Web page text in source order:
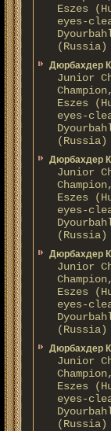
Eszes
eyes-
Дюрбахдер
Junior
Eszes
eyes-
Дюрбахдер
Junior
Eszes
eyes-
Дюрбахдер
Junior
Eszes
eyes-
Дюрбахдер
Junior
Eszes
eyes-